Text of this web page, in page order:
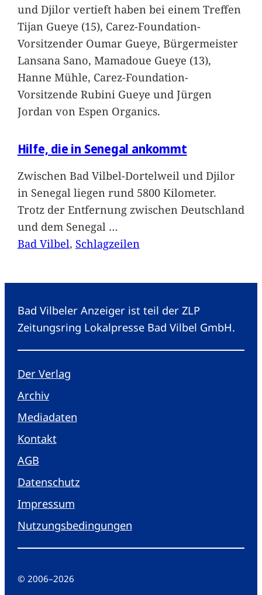
und Djilor vertieft haben bei einem Treffen
Tijan Gueye (15), Carez-Foundation-
Vorsitzender Oumar Gueye, Bürgermeister
Lansana Sano, Mamadoue Gueye (13),
Hanne Mühle, Carez-Foundation-
Vorsitzende Rubini Gueye und Jürgen
Jordan von Espen Organics.
Hilfe, die in Senegal ankommt
Zwischen Bad Vilbel-Dortelweil und Djilor
in Senegal liegen rund 5800 Kilometer.
Trotz der Entfernung zwischen Deutschland
und dem Senegal …
Bad Vilbel, Schlagzeilen
Bad Vilbeler Anzeiger ist teil der ZLP
Zeitungsring Lokalpresse Bad Vilbel GmbH.
Der Verlag
Archiv
Mediadaten
Kontakt
AGB
Datenschutz
Impressum
Nutzungsbedingungen
© 2006–2026